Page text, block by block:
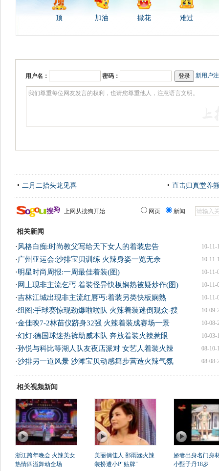
顶 加油 撒花 难过
用户名： 密码： 新用户
二月二抬头龙见喜 直击归真堂养
上网从搜狗开始 网页 新闻
相关新闻
10-11-
·风格白痴:时尚教父写给天下女人的着装忠告
10-11-
·广州亚运会:沙排宝贝训练 火辣身姿一览无余
10-11-
·明星时尚周报:一周最佳着装(图)
10-11-
·网上现非主流乞丐 着装怪异快板娴熟被疑炒作(图)
10-11-
·吉林江城出现非主流红唇丐:着装另类快板娴熟
10-09-
·组图:手球赛惊现劲爆啦啦队 火辣着装迷倒观众-搜
10-08-
·金佳映7-2林苗仪跻身32强 火辣着装成赛场一景
10-03-
·幻灯:德国球迷热裤助威本队 奔放着装火辣惹眼
08-10-
·孙悦与科比等湖人队友夜店派对 女艺人着装火辣
08-08-
·沙排另一道风景 沙滩宝贝动感舞步营造火辣气氛
相关视频新闻
浙江跨年晚会 火辣美女
热情四溢舞动全场
美丽俏佳人 邵雨涵火辣
装扮遭小P"贴牌"
娇妻出身名门身
小甄子丹18岁